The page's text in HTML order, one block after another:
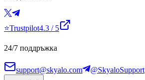
⭐Trustpilot4.3 / 5
24/7 поддръжка
support@skyalo.com @SkyaloSupport